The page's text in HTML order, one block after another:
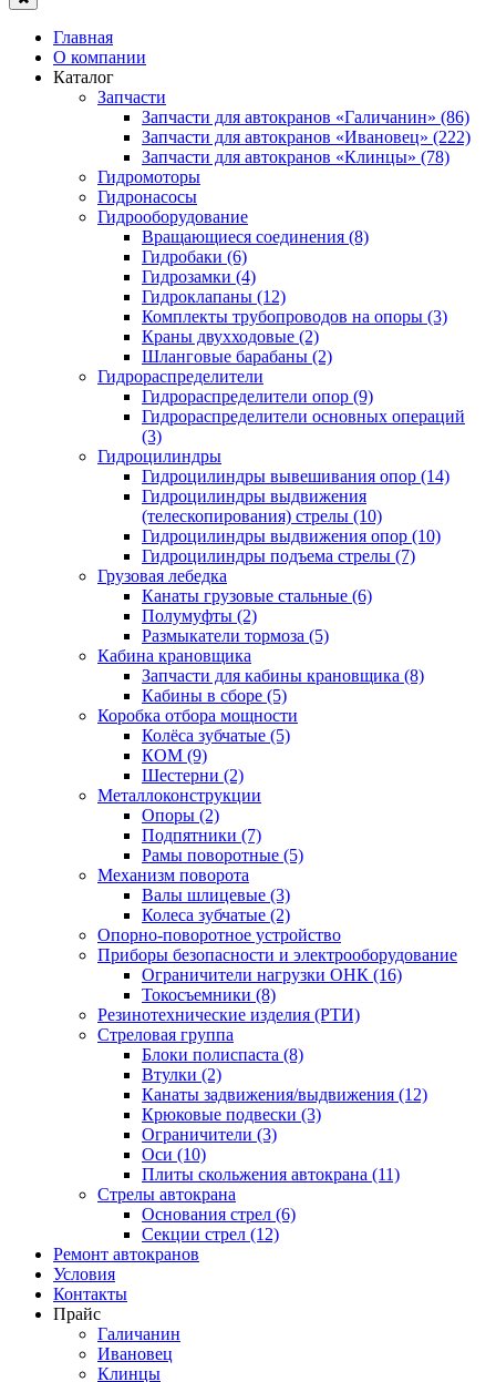
Главная
О компании
Каталог
Запчасти
Запчасти для автокранов «Галичанин» (86)
Запчасти для автокранов «Ивановец» (222)
Запчасти для автокранов «Клинцы» (78)
Гидромоторы
Гидронасосы
Гидрооборудование
Вращающиеся соединения (8)
Гидробаки (6)
Гидрозамки (4)
Гидроклапаны (12)
Комплекты трубопроводов на опоры (3)
Краны двухходовые (2)
Шланговые барабаны (2)
Гидрораспределители
Гидрораспределители опор (9)
Гидрораспределители основных операций
(3)
Гидроцилиндры
Гидроцилиндры вывешивания опор (14)
Гидроцилиндры выдвижения
(телескопирования) стрелы (10)
Гидроцилиндры выдвижения опор (10)
Гидроцилиндры подъема стрелы (7)
Грузовая лебедка
Канаты грузовые стальные (6)
Полумуфты (2)
Размыкатели тормоза (5)
Кабина крановщика
Запчасти для кабины крановщика (8)
Кабины в сборе (5)
Коробка отбора мощности
Колёса зубчатые (5)
КОМ (9)
Шестерни (2)
Металлоконструкции
Опоры (2)
Подпятники (7)
Рамы поворотные (5)
Механизм поворота
Валы шлицевые (3)
Колеса зубчатые (2)
Опорно-поворотное устройство
Приборы безопасности и электрооборудование
Ограничители нагрузки ОНК (16)
Токосъемники (8)
Резинотехнические изделия (РТИ)
Стреловая группа
Блоки полиспаста (8)
Втулки (2)
Канаты задвижения/выдвижения (12)
Крюковые подвески (3)
Ограничители (3)
Оси (10)
Плиты скольжения автокрана (11)
Стрелы автокрана
Основания стрел (6)
Секции стрел (12)
Ремонт автокранов
Условия
Контакты
Прайс
Галичанин
Ивановец
Клинцы